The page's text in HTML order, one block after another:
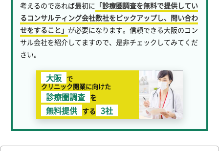
考えるのであれば最初に 「診療圏調査を無料で提供してい
るコンサルティング会社数社をピックアップし、問い合わ
せをすること」 が必要になります。信頼できる大阪のコン
サル会社を紹介してますので、是非チェックしてみてくだ
さい。
大阪 で
クリニック開業に向けた
診療圏調査 を
無料提供 する 3社